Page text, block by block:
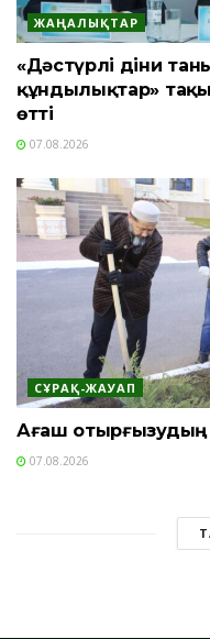
ЖАҢАЛЫҚТАР
«Дәстүрлі діни
құндылықтар»
өтті
07.08.2026
СҰРАҚ-ЖАУАП
Ағаш отырғызудың
07.08.2026